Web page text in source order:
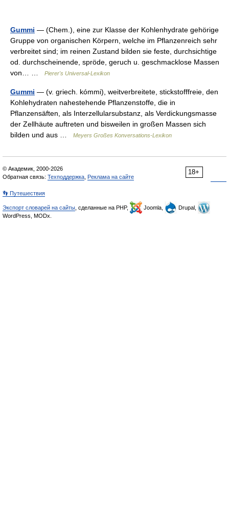
Gummi — (Chem.), eine zur Klasse der Kohlenhydrate gehörige
Gruppe von organischen Körpern, welche im Pflanzenreich sehr
verbreitet sind; im reinen Zustand bilden sie feste, durchsichtige
od. durchscheinende, spröde, geruch u. geschmacklose Massen
von… …
Pierer's Universal-Lexikon
Gummi — (v. griech. kómmi), weitverbreitete, stickstofffreie, den
Kohlehydraten nahestehende Pflanzenstoffe, die in
Pflanzensäften, als Interzellularsubstanz, als Verdickungsmasse
der Zellhäute auftreten und bisweilen in großen Massen sich
bilden und aus …
Meyers Großes Konversations-Lexikon
18+
© Академик, 2000-2026
Обратная связь: Техподдержка Реклама на сайте
👣 Путешествия
Экспорт словарей на сайты , сделанные на PHP, Joomla,
Drupal,
WordPress, MODx.